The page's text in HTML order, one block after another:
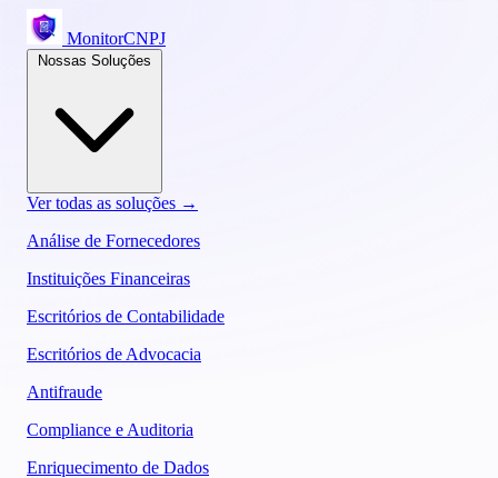
MonitorCNPJ
Ver todas as soluções →
Análise de Fornecedores
Instituições Financeiras
Escritórios de Contabilidade
Escritórios de Advocacia
Antifraude
Compliance e Auditoria
Enriquecimento de Dados